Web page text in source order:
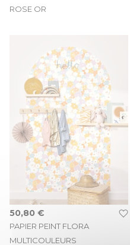
ROSE OR
PAPIER PEINT FLORA
MULTICOULEURS
50,80 €